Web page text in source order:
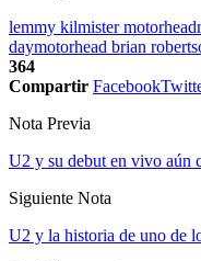
lemmy kilmister motorhead
daymotorhead brian
364
Compartir Facebook
Nota Previa
U2 y su debut en vivo aún
Siguiente Nota
U2 y la historia de uno de